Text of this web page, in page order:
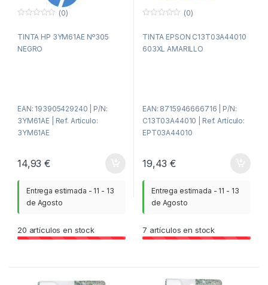
r
(0)
TINTA HP 3YM61AE Nº305
NEGRO
EAN: 193905429240 | P/N:
3YM61AE | Ref. Artículo:
3YM61AE
14,93€
Entrega estimada - 11 - 13
de Agosto
20 artículos en stock
r
(0)
TINTA EPSON C13T03A44010
603XL AMARILLO
EAN: 8715946666716 | P/N:
C13T03A44010 | Ref. Artículo:
EPT03A44010
19,43€
Entrega estimada - 11 - 13
de Agosto
7 artículos en stock